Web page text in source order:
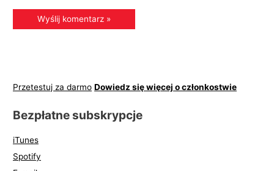
Przetestuj za darmo Dowiedz się więcej o członkostwie
Bezpłatne subskrypcje
iTunes
Spotify